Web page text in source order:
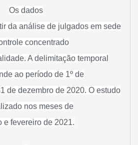
Os dados
da análise de julgados em sede
concentrado
A delimitação temporal
ao período de 1º de
de dezembro de 2020. O estudo
nos meses de
e fevereiro de 2021.